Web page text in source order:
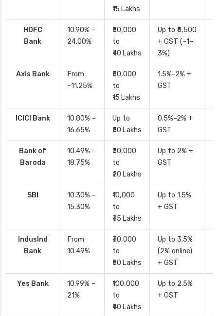
₹15 Lakhs
HDFC
Bank
10.90% –
24.00%
₹50,000
to
₹40 Lakhs
Up to ₹6,500
+ GST (~1–
3%)
Axis Bank
From
~11.25%
₹50,000
to
₹15 Lakhs
1.5%–2% +
GST
ICICI Bank
10.80% –
16.65%
Up to
₹50 Lakhs
0.5%–2% +
GST
Bank of
Baroda
10.49% –
18.75%
₹30,000
to
₹20 Lakhs
Up to 2% +
GST
SBI
10.30% –
15.30%
₹10,000
to
₹35 Lakhs
Up to 1.5%
+ GST
IndusInd
Bank
From
10.49%
₹30,000
to
₹50 Lakhs
Up to 3.5%
(2% online)
+ GST
Yes Bank
10.99% –
21%
₹100,000
to
₹40 Lakhs
Up to 2.5%
+ GST